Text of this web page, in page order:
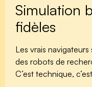
Simulation
fidèles
Les vrais
des robots de
C’est technique,